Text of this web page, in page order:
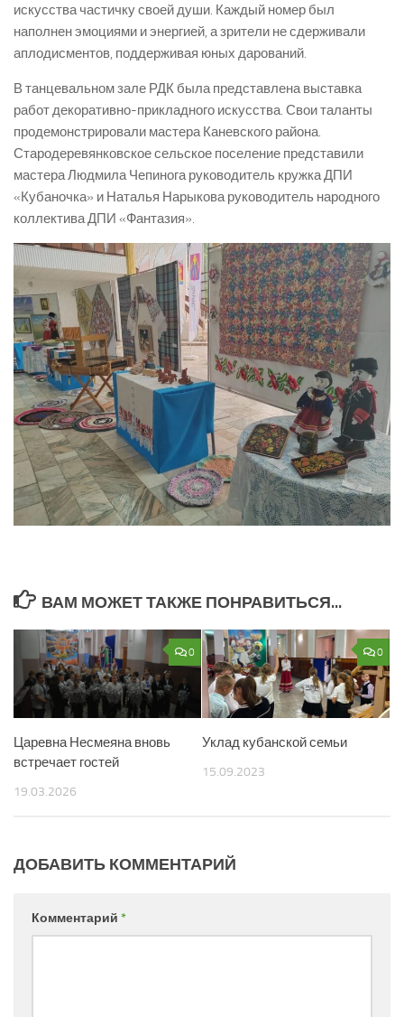
искусства частичку своей души. Каждый номер был
наполнен эмоциями и энергией, а зрители не сдерживали
аплодисментов, поддерживая юных дарований.
В танцевальном зале РДК была представлена выставка
работ декоративно-прикладного искусства. Свои таланты
продемонстрировали мастера Каневского района.
Стародеревянковское сельское поселение представили
мастера Людмила Чепинога руководитель кружка ДПИ
«Кубаночка» и Наталья Нарыкова руководитель народного
коллектива ДПИ «Фантазия».
ВАМ МОЖЕТ ТАКЖЕ ПОНРАВИТЬСЯ...
0
Царевна Несмеяна вновь
встречает гостей
19.03.2026
0
Уклад кубанской семьи
15.09.2023
ДОБАВИТЬ КОММЕНТАРИЙ
Комментарий *